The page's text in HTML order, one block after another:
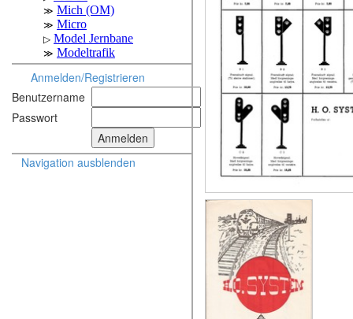
Anmelden/Registrieren
Benutzername
Passwort
Navigation ausblenden